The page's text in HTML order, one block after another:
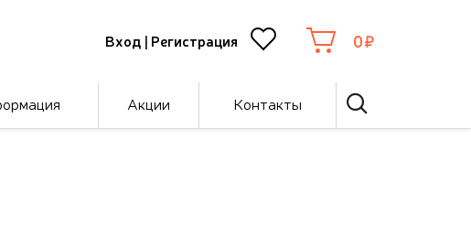
Вход | Регистрация 0
Акции Контакты